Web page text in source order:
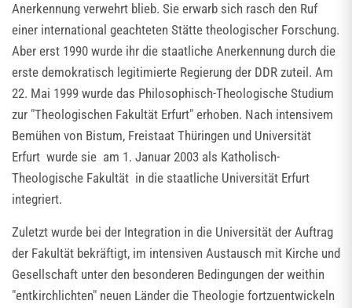
Anerkennung verwehrt blieb. Sie erwarb sich rasch den Ruf
einer international geachteten Stätte theologischer Forschung.
Aber erst 1990 wurde ihr die staatliche Anerkennung durch die
erste demokratisch legitimierte Regierung der DDR zuteil. Am
22. Mai 1999 wurde das Philosophisch-Theologische Studium
zur "Theologischen Fakultät Erfurt" erhoben. Nach intensivem
Bemühen von Bistum, Freistaat Thüringen und Universität
Erfurt wurde sie am 1. Januar 2003 als Katholisch-
Theologische Fakultät in die staatliche Universität Erfurt
integriert.
Zuletzt wurde bei der Integration in die Universität der Auftrag
der Fakultät bekräftigt, im intensiven Austausch mit Kirche und
Gesellschaft unter den besonderen Bedingungen der weithin
"entkirchlichten" neuen Länder die Theologie fortzuentwickeln